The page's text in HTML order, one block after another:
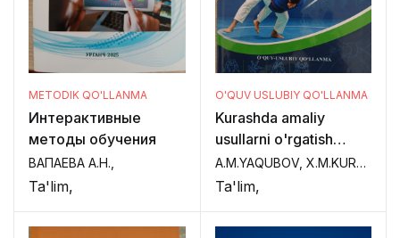
METODIK QO'LLANMA
Интерактивные
методы обучения
ВАПАЕВА А.Н.,
Ta'lim,
O'QUV USLUBIY QO'LLANMA
Kurashda amaliy
usullarni o'rgatish
uslubiyati
A.M.YAQUBOV, X.M.KURBONBOYEV,
Ta'lim,